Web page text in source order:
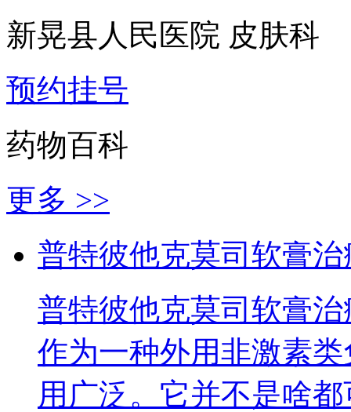
新晃县人民医院 皮肤科
预约挂号
药物百科
更多 >>
普特彼他克莫司软膏
普特彼他克莫司软膏
作为一种外用非激素
用广泛。它并不是啥